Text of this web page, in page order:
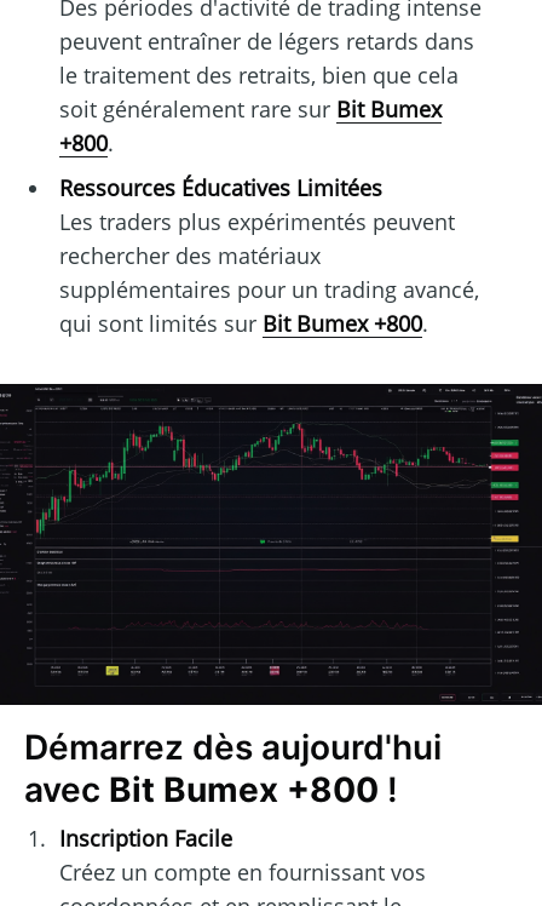
Des périodes d'activité de trading intense
peuvent entraîner de légers retards dans
le traitement des retraits, bien que cela
soit généralement rare sur Bit Bumex
+800.
Ressources Éducatives Limitées
Les traders plus expérimentés peuvent
rechercher des matériaux
supplémentaires pour un trading avancé,
qui sont limités sur Bit Bumex +800.
Démarrez dès aujourd'hui
avec Bit Bumex +800 !
Inscription Facile
Créez un compte en fournissant vos